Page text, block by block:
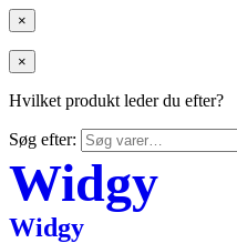
×
×
Hvilket produkt leder du efter?
Søg efter:
Widgy
Widgy